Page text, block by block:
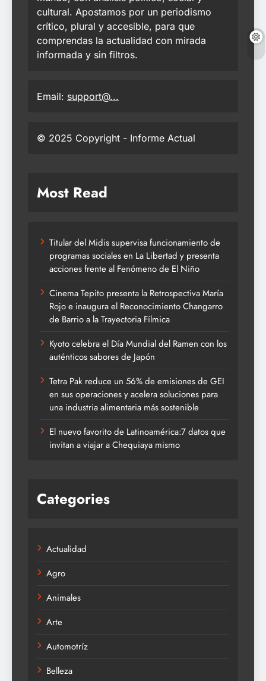
cultural. Apostamos por un periodismo
crítico, plural y accesible, para que
comprendas la actualidad con mirada
informada y sin filtros.
Email: support@...
© 2025 Copyright - Informe Actual
Most Read
Titular del Midis supervisa funcionamiento de
programas sociales en La Libertad y presenta
acciones frente al Fenómeno de El Niño
Cinema Tepito presenta la Retrospectiva María
Rojo e inaugura el Reconocimiento Changarro
de Barrio a la Trayectoria Fílmica
Kyoto celebra el Día Mundial del Ramen con los
auténticos sabores de Japón
Tetra Pak reduce un 56% de emisiones de GEI
en sus operaciones y acelera soluciones para
una industria alimentaria más sostenible
El nuevo favorito de Latinoamérica:7 datos que
invitan a viajar a Chequiaya mismo
Categories
Actualidad
Agro
Animales
Arte
Automotríz
Belleza